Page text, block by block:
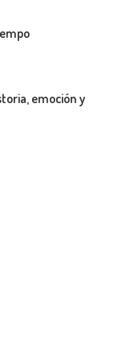
emoción y